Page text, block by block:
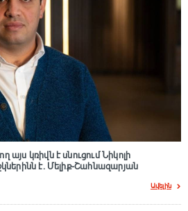
այս կռիվն է սնուցում Նիկոլի
է. Մելիք-Շահնազարյան
Ավելին